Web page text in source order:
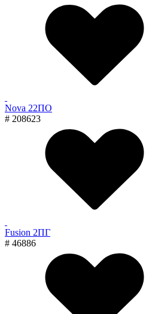
Nova 22ПО
# 208623
Fusion 2ПГ
# 46886